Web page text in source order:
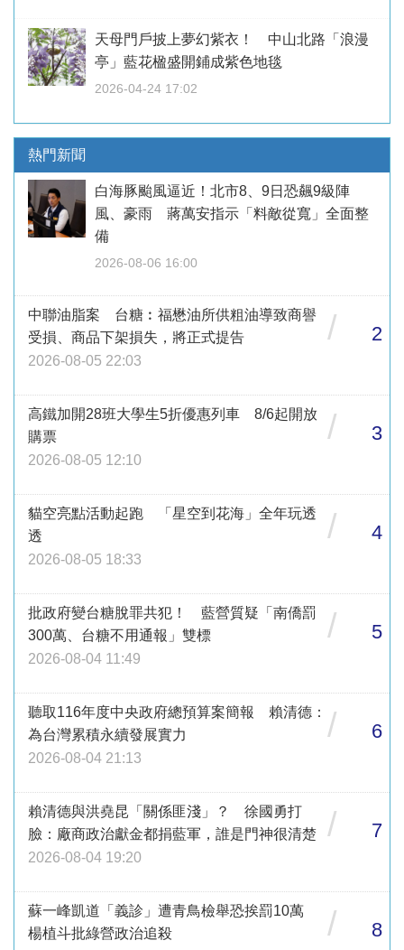
天母門戶披上夢幻紫衣！ 中山北路「浪漫
亭」藍花楹盛開鋪成紫色地毯
2026-04-24 17:02
熱門新聞
白海豚颱風逼近！北市8、9日恐飆9級陣
風、豪雨 蔣萬安指示「料敵從寬」全面整
備
2026-08-06 16:00
中聯油脂案 台糖︰福懋油所供粗油導致商譽
受損、商品下架損失，將正式提告
2026-08-05 22:03
/ 2
高鐵加開28班大學生5折優惠列車 8/6起開放
購票
2026-08-05 12:10
/ 3
貓空亮點活動起跑 「星空到花海」全年玩透
透
2026-08-05 18:33
/ 4
批政府變台糖脫罪共犯！ 藍營質疑「南僑罰
300萬、台糖不用通報」雙標
2026-08-04 11:49
/ 5
聽取116年度中央政府總預算案簡報 賴清德：
為台灣累積永續發展實力
2026-08-04 21:13
/ 6
賴清德與洪堯昆「關係匪淺」？ 徐國勇打
臉：廠商政治獻金都捐藍軍，誰是門神很清楚
2026-08-04 19:20
/ 7
蘇一峰凱道「義診」遭青鳥檢舉恐挨罰10萬
楊植斗批綠營政治追殺
/ 8